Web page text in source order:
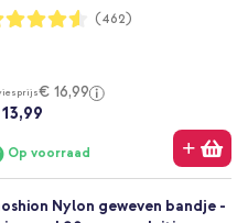
(462)
€ 16,99
Op voorraad
Nylon geweven bandje -